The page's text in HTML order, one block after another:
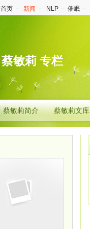
首页 － 新闻 － NLP － 催眠 －
蔡敏莉 专栏
蔡敏莉简介 蔡敏莉文库